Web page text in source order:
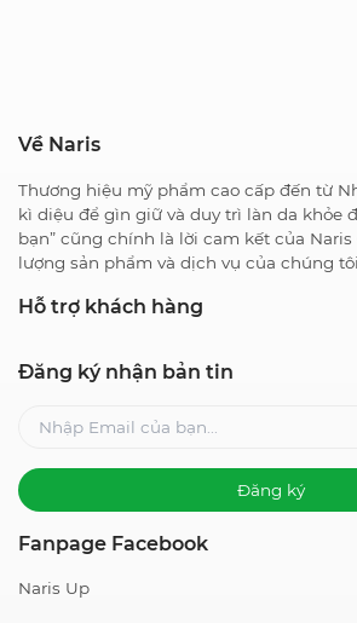
Về Naris
Thương hiệu mỹ phẩm cao cấp đến từ
kì diệu để gìn giữ và duy trì làn da khỏe
bạn” cũng chính là lời cam kết của
lượng sản phẩm và dịch vụ của chúng
Hỗ trợ khách hàng
Đăng ký nhận bản tin
Đăng ký
Fanpage Facebook
Naris Up